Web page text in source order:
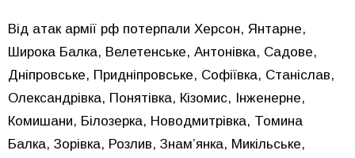
Від атак армії рф потерпали Херсон, Янтарне,
Широка Балка, Велетенське, Антонівка, Садове,
Дніпровське, Придніпровське, Софіївка, Станіслав,
Олександрівка, Понятівка, Кізомис, Інженерне,
Комишани, Білозерка, Новодмитрівка, Томина
Балка, Зорівка, Розлив, Знам’янка, Микільське,